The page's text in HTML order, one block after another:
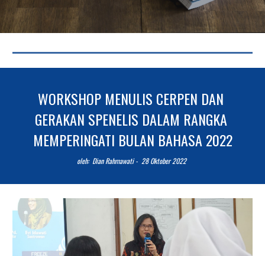
WORKSHOP MENULIS CERPEN DAN
GERAKAN SPENELIS DALAM RANGKA
MEMPERINGATI BULAN BAHASA 2022
oleh:  Dian Rahmawati - 28 Oktober 2022